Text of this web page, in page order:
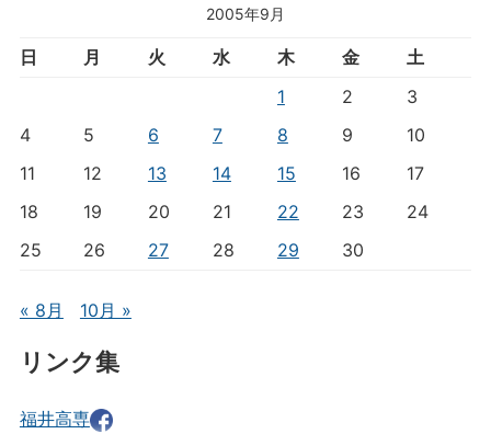
2005年9月
日 月 火 水 木 金
土
1
2
3
4
5 6 7 8 9
10
11
12 13 14 15 16
17
18
19 20 21 22 23
24
25
26 27 28 29 30
« 8月 10月 »
リンク集
福井高専